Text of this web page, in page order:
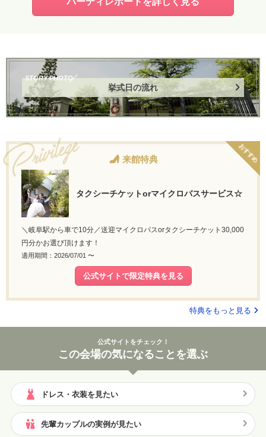
STORY PHOTO
挙式日の流れ
おすすめ
来館特典
タクシーチケットorマイクロバスサービス☆
＼岐阜駅から車で10分／送迎マイクロバスorタクシーチケット30,000
円分かお選び頂けます！
適用期間：2026/07/01 〜
公式サイトで限定特典を見る
特典をもっと見る
公式サイトをチェック！
この会場の気になることを選ぶ
ドレス・衣装を見たい
先輩カップルの実例が見たい